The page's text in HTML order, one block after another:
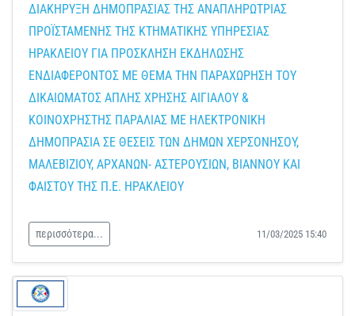
ΔΙΑΚΗΡΥΞΗ ΔΗΜΟΠΡΑΣΙΑΣ ΤΗΣ ΑΝΑΠΛΗΡΩΤΡΙΑΣ
ΠΡΟΪΣΤΑΜΕΝΗΣ ΤΗΣ ΚΤΗΜΑΤΙΚΗΣ ΥΠΗΡΕΣΙΑΣ
ΗΡΑΚΛΕΙΟΥ ΓΙΑ ΠΡΟΣΚΛΗΣΗ ΕΚΔΗΛΩΣΗΣ
ΕΝΔΙΑΦΕΡΟΝΤΟΣ ΜΕ ΘΕΜΑ ΤΗΝ ΠΑΡΑΧΩΡΗΣΗ ΤΟΥ
ΔΙΚΑΙΩΜΑΤΟΣ ΑΠΛΗΣ ΧΡΗΣΗΣ ΑΙΓΙΑΛΟΥ &
ΚΟΙΝΟΧΡΗΣΤΗΣ ΠΑΡΑΛΙΑΣ ΜΕ ΗΛΕΚΤΡΟΝΙΚΗ
ΔΗΜΟΠΡΑΣΙΑ ΣΕ ΘΕΣΕΙΣ ΤΩΝ ΔΗΜΩΝ ΧΕΡΣΟΝΗΣΟΥ,
ΜΑΛΕΒΙΖΙΟΥ, ΑΡΧΑΝΩΝ- ΑΣΤΕΡΟΥΣΙΩΝ, ΒΙΑΝΝΟΥ ΚΑΙ
ΦΑΙΣΤΟΥ ΤΗΣ Π.Ε. ΗΡΑΚΛΕΙΟΥ
περισσότερα... 11/03/2025 15:40